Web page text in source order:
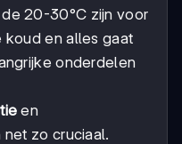
20-30°C zijn voor
koud en alles gaat
onderdelen
en
net zo cruciaal.